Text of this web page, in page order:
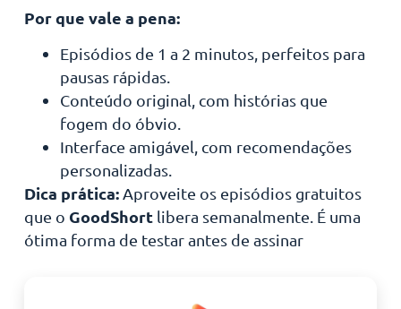
Por que vale a pena:
Episódios de 1 a 2 minutos, perfeitos para
pausas rápidas.
Conteúdo original, com histórias que
fogem do óbvio.
Interface amigável, com recomendações
personalizadas.
Dica prática:Aproveite os episódios gratuitos
que o GoodShortlibera semanalmente. É uma
ótima forma de testar antes de assinar